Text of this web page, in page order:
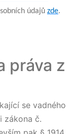
údajů zde.
práva z
se vadného
zákona č.